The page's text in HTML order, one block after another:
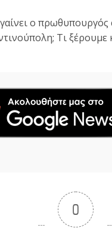
ο πρωθυπουργός
Τι ξέρουμε
0